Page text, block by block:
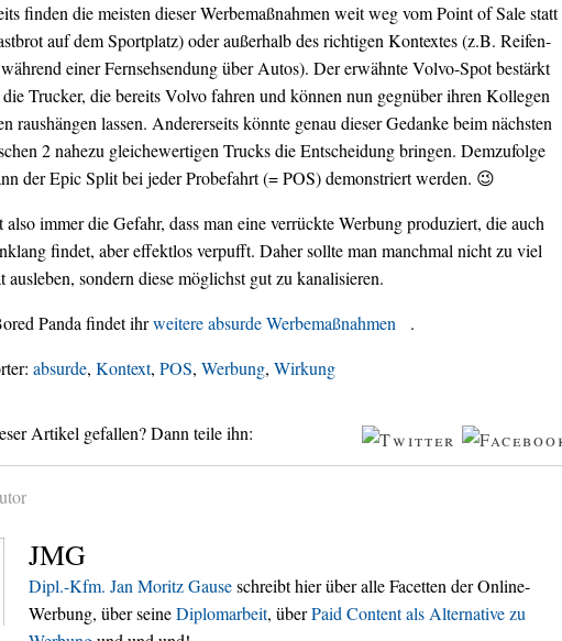
finden die meisten dieser Werbemaßnahmen weit weg vom Point of Sale statt
auf dem Sportplatz) oder außerhalb des richtigen Kontextes (z.B. Reifen-
einer Fernsehsendung über Autos). Der erwähnte Volvo-Spot bestärkt
Trucker, die bereits Volvo fahren und können nun gegnüber ihren Kollegen
raushängen lassen. Andererseits könnte genau dieser Gedanke beim nächsten
2 nahezu gleichewertigen Trucks die Entscheidung bringen. Demzufolge
der Epic Split bei jeder Probefahrt (= POS) demonstriert werden. 😉
also immer die Gefahr, dass man eine verrückte Werbung produziert, die auch
findet, aber effektlos verpufft. Daher sollte man manchmal nicht zu viel
ausleben, sondern diese möglichst gut zu kanalisieren.
Panda findet ihrweitere absurde Werbemaßnahmen
.
absurde, Kontext, POS, Werbung, Wirkung
Artikel gefallen? Dann teile ihn:
JMG
Dipl.-Kfm. Jan Moritz Gauseschreibt hier über alle Facetten der Online-
Werbung, über seineDiplomarbeit, überPaid Content als Alternative zu